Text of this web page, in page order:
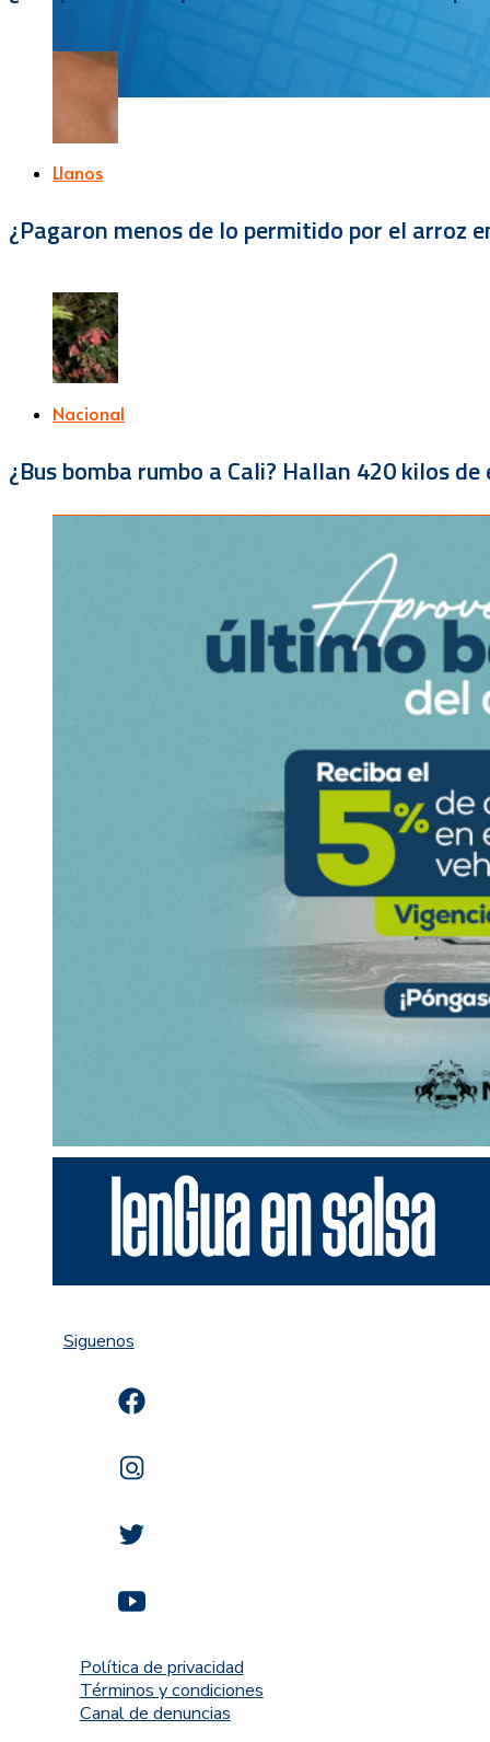
Llanos
¿Pagaron menos de lo permitido por el arroz
Nacional
¿Bus bomba rumbo a Cali? Hallan 420 kilos
Siguenos
Política de privacidad
Términos y condiciones
Canal de denuncias